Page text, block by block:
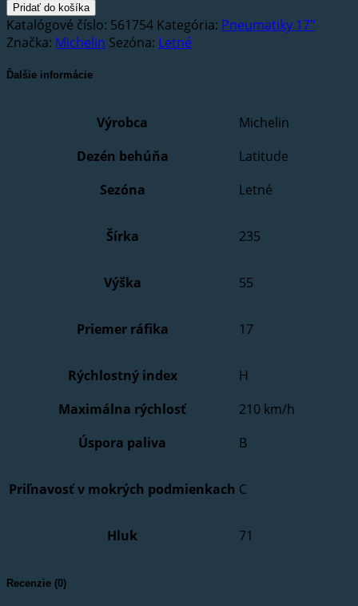
Pridať do košíka
Katalógové číslo: 561754 Kategória: Pneumatiky 17"
Značka: Michelin Sezóna: Letné
Ďalšie informácie
Výrobca
Michelin
Dezén behúňa
Latitude
Sezóna
Letné
Šírka 235
Výška 55
Priemer ráfika 17
Rýchlostný index
H
Maximálna rýchlosť
210 km/h
Úspora paliva
B
Priľnavosť v mokrých podmienkach C
Hluk 71
Recenzie (0)